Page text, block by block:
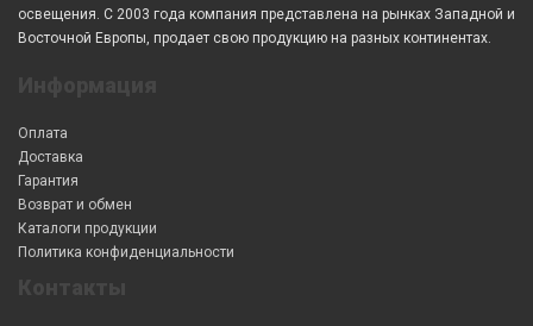
освещения. С 2003 года компания представлена на рынках Западной и
Восточной Европы, продает свою продукцию на разных континентах.
Оплата
Доставка
Гарантия
Возврат и обмен
Каталоги продукции
Политика конфиденциальности